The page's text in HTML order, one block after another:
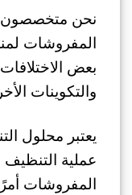
نحن متخصصون
المفروشات
بعض
والتكوينات
يعتبر محلول
عملية التنظيف
المفروشات